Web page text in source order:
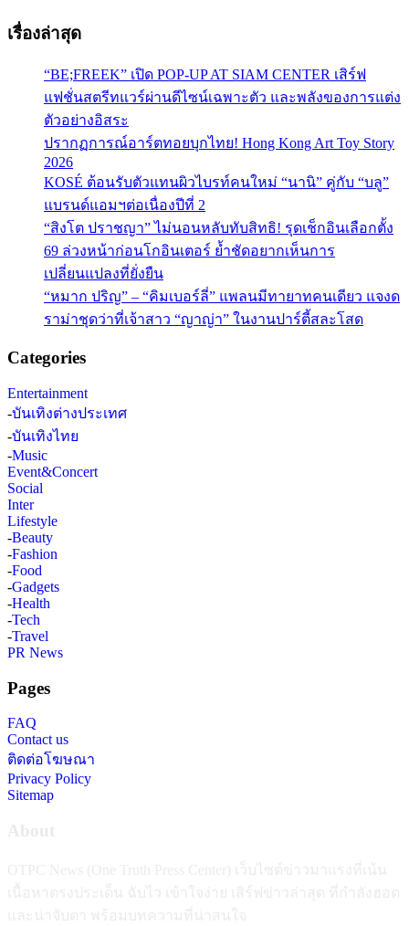
เรื่องล่าสุด
“BE;FREEK” เปิด POP-UP AT SIAM CENTER เสิร์ฟ
แฟชั่นสตรีทแวร์ผ่านดีไซน์เฉพาะตัว และพลังของการแต่ง
ตัวอย่างอิสระ
ปรากฏการณ์อาร์ตทอยบุกไทย! Hong Kong Art Toy Story
2026
KOSÉ ต้อนรับตัวแทนผิวไบรท์คนใหม่ “นานิ” คู่กับ “บลู”
แบรนด์แอมฯต่อเนื่องปีที่ 2
“สิงโต ปราชญา” ไม่นอนหลับทับสิทธิ! รุดเช็กอินเลือกตั้ง
69 ล่วงหน้าก่อนโกอินเตอร์ ย้ำชัดอยากเห็นการ
เปลี่ยนแปลงที่ยั่งยืน
“หมาก ปริญ” – “คิมเบอร์ลี่” แพลนมีทายาทคนเดียว แจงด
ราม่าชุดว่าที่เจ้าสาว “ญาญ่า” ในงานปาร์ตี้สละโสด
Categories
Entertainment
-บันเทิงต่างประเทศ
-บันเทิงไทย
-Music
Event&Concert
Social
Inter
Lifestyle
-Beauty
-Fashion
-Food
-Gadgets
-Health
-Tech
-Travel
PR News
Pages
FAQ
Contact us
ติดต่อโฆษณา
Privacy Policy
Sitemap